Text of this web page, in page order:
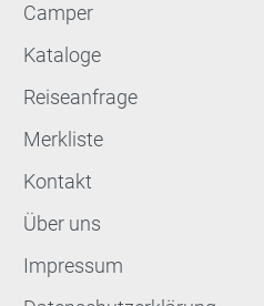
Camper
Kataloge
Reiseanfrage
Merkliste
Kontakt
Über uns
Impressum